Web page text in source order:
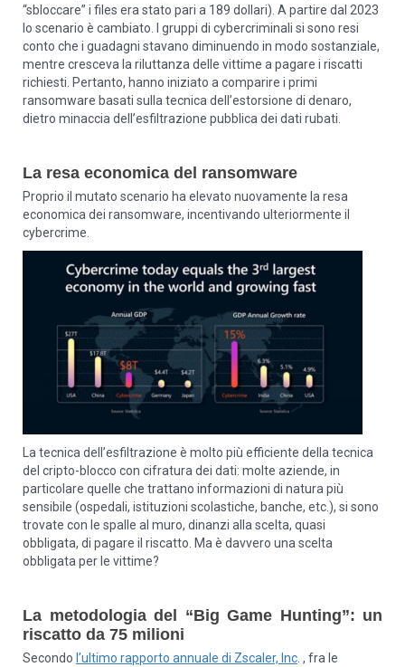
“sbloccare” i files era stato pari a 189 dollari). A partire dal 2023
lo scenario è cambiato. I gruppi di cybercriminali si sono resi
conto che i guadagni stavano diminuendo in modo sostanziale,
mentre cresceva la riluttanza delle vittime a pagare i riscatti
richiesti. Pertanto, hanno iniziato a comparire i primi
ransomware basati sulla tecnica dell’estorsione di denaro,
dietro minaccia dell’esfiltrazione pubblica dei dati rubati.
La resa economica del ransomware
Proprio il mutato scenario ha elevato nuovamente la resa
economica dei ransomware, incentivando ulteriormente il
cybercrime.
La tecnica dell’esfiltrazione è molto più efficiente della tecnica
del cripto-blocco con cifratura dei dati: molte aziende, in
particolare quelle che trattano informazioni di natura più
sensibile (ospedali, istituzioni scolastiche, banche, etc.), si sono
trovate con le spalle al muro, dinanzi alla scelta, quasi
obbligata, di pagare il riscatto. Ma è davvero una scelta
obbligata per le vittime?
La metodologia del “Big Game Hunting”: un
riscatto da 75 milioni
Secondo l’ultimo rapporto annuale di Zscaler, Inc . , fra le